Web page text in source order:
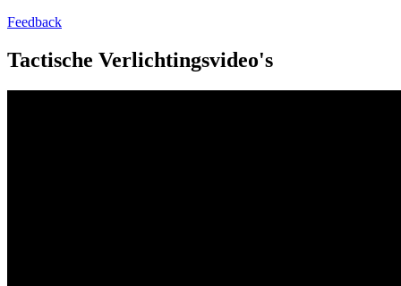
Feedback
Tactische Verlichtingsvideo's